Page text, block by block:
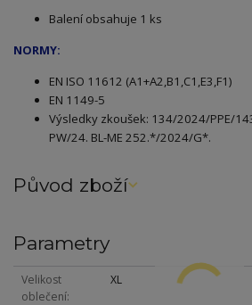
Balení obsahuje 1 ks
NORMY:
EN ISO 11612 (A1+A2,B1,C1,E3,F1)
EN 1149-5
Výsledky zkoušek: 134/2024/PPE/
PW/24. BL-ME 252.*/2024/G*.
Původ zboží
Parametry
Velikost
oblečení
XL